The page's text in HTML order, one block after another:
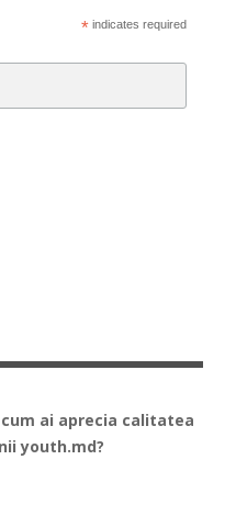
*indicates required
cum ai aprecia calitatea
youth.md?